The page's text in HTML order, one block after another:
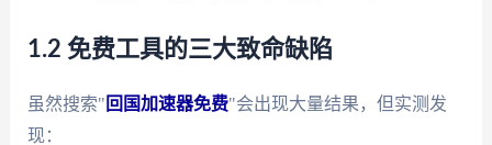
1.2 免费工具的三大致命缺陷
虽然搜索" 回国加速器免费"会出现大量结果，但实测发
现：